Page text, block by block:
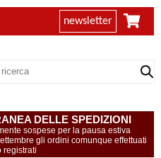
newsletter
DELLE SPEDIZIONI
sospese per la pausa estiva
gli ordini comunque effettuati
registrati